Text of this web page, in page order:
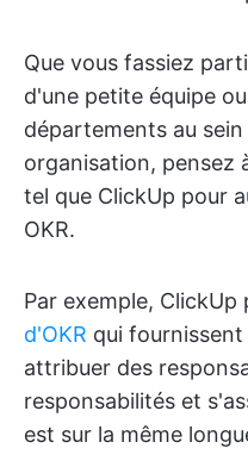
Que vous fassiez
d'une petite équipe
départements au
organisation, pensez
tel que ClickUp pour
OKR.
Par exemple, ClickUp
d'OKR qui
attribuer des
responsabilités et
est sur la même